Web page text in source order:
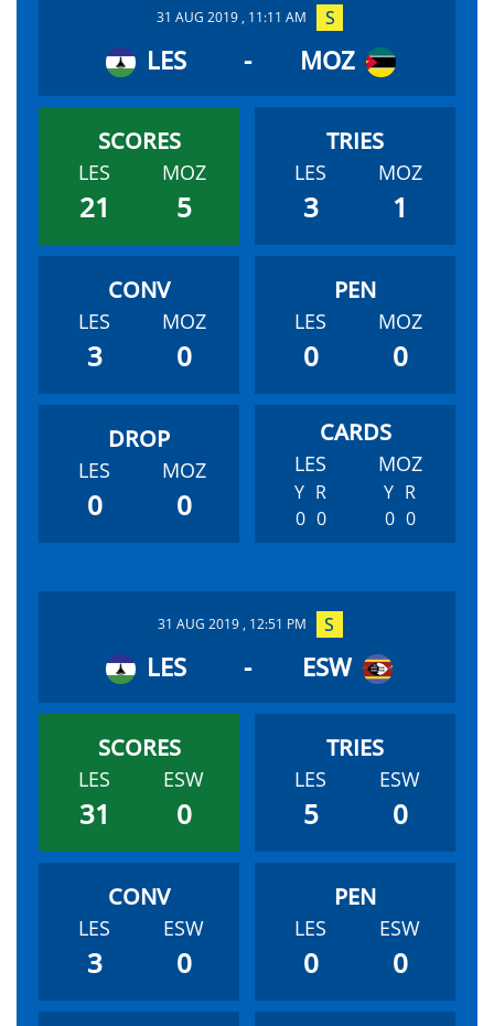
31 AUG 2019 , 11:11 AM
LES - MOZ
LES MOZ
21 5
LES MOZ
3 1
LES MOZ
3 0
LES MOZ
0 0
LES MOZ
0 0
LES MOZ
Y R
0 0
Y R
0 0
31 AUG 2019 , 12:51 PM
LES - ESW
LES ESW
31 0
LES ESW
5 0
LES ESW
3 0
LES ESW
0 0